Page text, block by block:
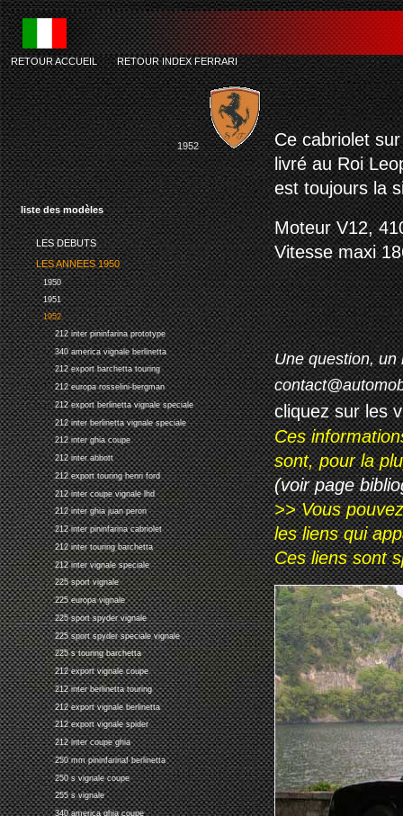
liste des modèles
LES DEBUTS
LES ANNEES 1950
1950
1951
1952
212 inter pininfarina prototype
340 america vignale berlinetta
212 export barchetta touring
212 europa rosselini-bergman
212 export berlinetta vignale speciale
212 inter berlinetta vignale speciale
212 inter ghia coupe
212 inter abbott
212 export touring henri ford
212 inter coupe vignale lhd
212 inter ghia juan peron
212 inter pininfarina cabriolet
212 inter touring barchetta
212 inter vignale speciale
225 sport vignale
225 europa vignale
225 sport spyder vignale
225 sport spyder speciale vignale
225 s touring barchetta
212 export vignale coupe
212 inter berlinetta touring
212 export vignale berlinetta
212 export vignale spider
212 inter coupe ghia
250 mm pininfarinaf berlinetta
250 s vignale coupe
255 s vignale
340 america ghia coupe
RETOUR ACCUEIL-RETOUR INDEX FERRARI
1952
Ce cabriolet
livré au Roi
est toujours la
Moteur V12,
Vitesse maxi
Une question, un
cliquez sur les
Ces
sont, pour la
(voir page
>> Vous
les liens qui
Ces liens sont